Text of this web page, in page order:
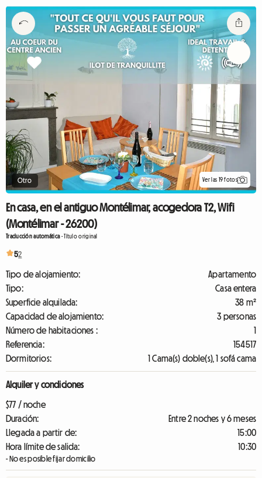
Otro Ver las 19 fotos
En casa, en el antiguo Montélimar, acogedora T2, Wifi
(Montélimar - 26200)
Traducción automática-Título original
52
Tipo de alojamiento:
Apartamento
Tipo:
Casa entera
Superficie alquilada:
38 m²
Capacidad de alojamiento:
3 personas
Número de habitaciones :
1
Referencia:
154517
Dormitorios:
1 Cama(s) doble(s), 1 sofá cama
Alquiler y condiciones
$77 / noche
Duración:
Entre 2 noches y 6 meses
Llegada a partir de:
15:00
Hora límite de salida:
10:30
- No es posible fijar domicilio